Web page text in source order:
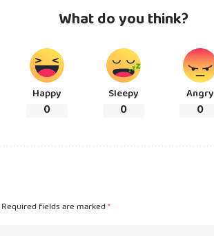
What do you think?
Happy
0
Sleepy
0
Angry
0
Required fields are marked*